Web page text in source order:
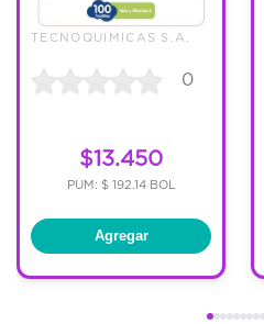
TECNOQUIMICAS S.A.
0
$13.450
PUM: $ 192.14 BOL
Agregar